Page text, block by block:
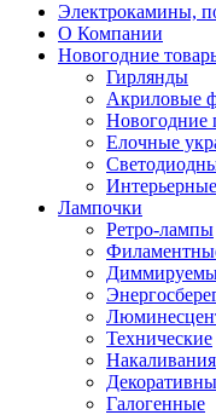
Электрокамины,
О Компании
Новогодние
Гирлянды
Акриловые
Новогодние
Елочные
Лампочки
Ретро-лампы
Технические
Накаливания
Галогенные